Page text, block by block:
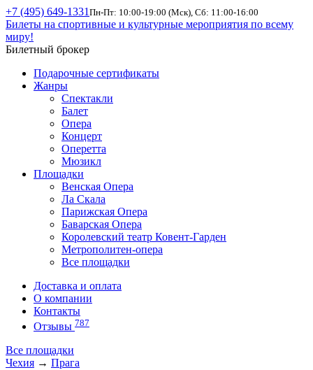
+7 (495) 649-1331 Пн-Пт: 10:00-19:00 (Мск), Сб: 11:00-16:00
Билеты на спортивные и культурные мероприятия по всему
миру!
Билетный брокер
Подарочные сертификаты
Жанры
Спектакли
Балет
Опера
Концерт
Оперетта
Мюзикл
Площадки
Венская Опера
Ла Скала
Парижская Опера
Баварская Опера
Королевский театр Ковент-Гарден
Метрополитен-опера
Все площадки
Доставка и оплата
О компании
Контакты
Отзывы 787
Все площадки
Чехия → Прага